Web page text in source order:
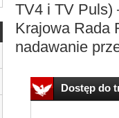
TV4 i TV Puls)
Krajowa Rada
nadawanie
Dostęp do